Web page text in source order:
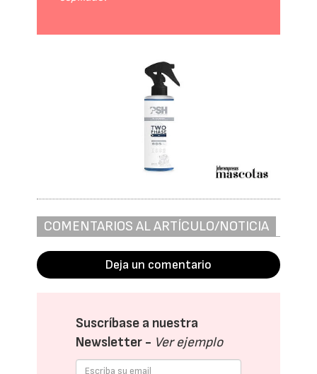
COMENTARIOS AL ARTÍCULO/NOTICIA
Deja un comentario
Suscríbase a nuestra
Newsletter - Ver ejemplo